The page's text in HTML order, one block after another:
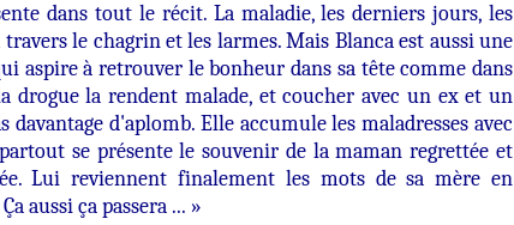
dans tout le récit. La maladie, les derniers jours, les
travers le chagrin et les larmes. Mais Blanca est aussi une
aspire à retrouver le bonheur dans sa tête comme dans
drogue la rendent malade, et coucher avec un ex et un
d'aplomb. Elle accumule les maladresses avec
se présente le souvenir de la maman regrettée et
Lui reviennent finalement les mots de sa mère en
aussi ça passera ... »